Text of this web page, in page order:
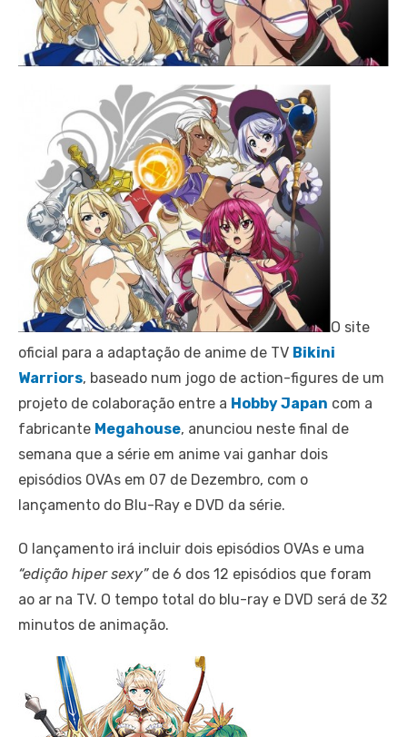
O site
oficial para a adaptação de anime de TV Bikini
Warriors, baseado num jogo de action-figures de um
projeto de colaboração entre a Hobby Japan com a
fabricante Megahouse, anunciou neste final de
semana que a série em anime vai ganhar dois
episódios OVAs em 07 de Dezembro, com o
lançamento do Blu-Ray e DVD da série.
O lançamento irá incluir dois episódios OVAs e uma
“edição hiper sexy”de 6 dos 12 episódios que foram
ao ar na TV. O tempo total do blu-ray e DVD será de 32
minutos de animação.